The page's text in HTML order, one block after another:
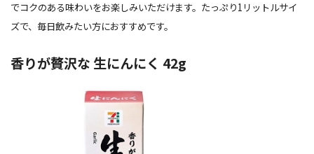
でコクのある味わいをお楽しみいただけます。たっぷり1リットルサイ
ズで、毎日飲みたい方におすすめです。
香りが贅沢な 生にんにく 42g